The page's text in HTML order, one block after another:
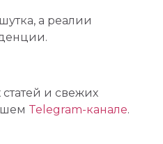
а реалии
и свежих
Telegram-канале.